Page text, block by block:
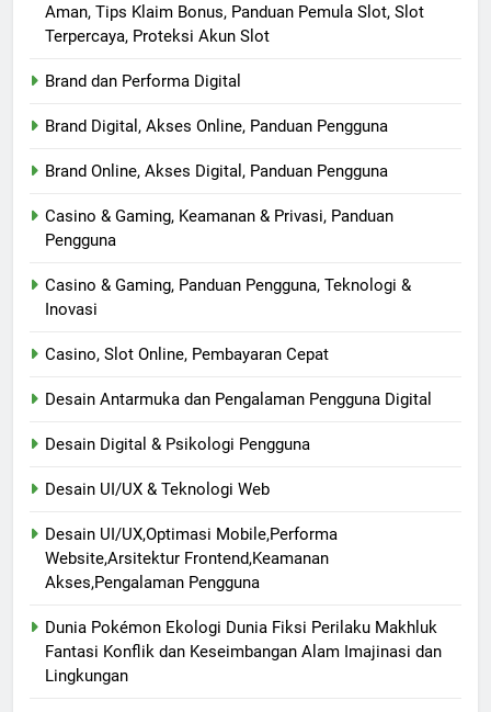
Aman, Tips Klaim Bonus, Panduan Pemula Slot, Slot
Terpercaya, Proteksi Akun Slot
Brand dan Performa Digital
Brand Digital, Akses Online, Panduan Pengguna
Brand Online, Akses Digital, Panduan Pengguna
Casino & Gaming, Keamanan & Privasi, Panduan
Pengguna
Casino & Gaming, Panduan Pengguna, Teknologi &
Inovasi
Casino, Slot Online, Pembayaran Cepat
Desain Antarmuka dan Pengalaman Pengguna Digital
Desain Digital & Psikologi Pengguna
Desain UI/UX & Teknologi Web
Desain UI/UX,Optimasi Mobile,Performa
Website,Arsitektur Frontend,Keamanan
Akses,Pengalaman Pengguna
Dunia Pokémon Ekologi Dunia Fiksi Perilaku Makhluk
Fantasi Konflik dan Keseimbangan Alam Imajinasi dan
Lingkungan